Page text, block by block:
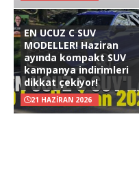
EN UCUZ C SUV
MODELLER! Haziran
ayında kompakt SUV
kampanya indirimleri
dikkat çekiyor!
21 HAZIRAN 2026